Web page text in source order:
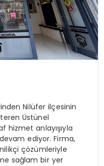
Nilüfer ilçesinin
Üstünel
hizmet anlayışıyla
ediyor. Firma,
çözümleriyle
sağlam bir yer